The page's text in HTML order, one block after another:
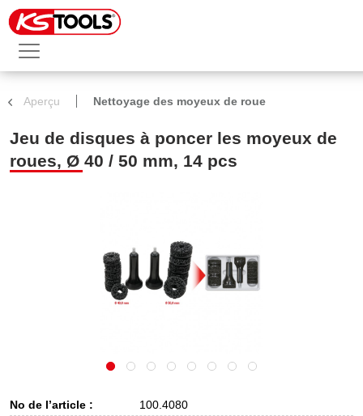
Aperçu Nettoyage des moyeux de roue
Jeu de disques à poncer les moyeux de
roues, Ø 40 / 50 mm, 14 pcs
No de l’article :
100.4080